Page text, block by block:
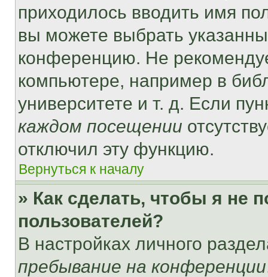
приходилось вводить имя
вы можете выбрать
конференцию. Не
компьютере, например в
университете и т. д. Если
каждом посещении
отключил эту функцию.
Вернуться к началу
» Как сделать, чтобы я не
пользователей?
В настройках личного
пребывание на конференции